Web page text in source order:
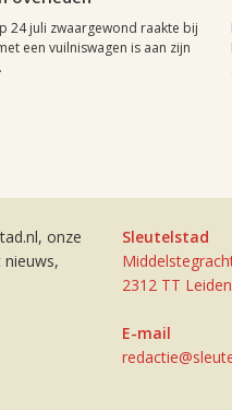
24 juli zwaargewond raakte bij
een vuilniswagen is aan zijn
onze
nieuws,
Sleutelstad
2312 TT Leiden
E-mail